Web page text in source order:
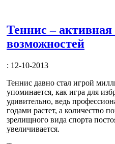
Теннис – активная
возможностей
: 12-10-2013
Теннис давно стал игрой
упоминается, как игра для
удивительно, ведь
годами растет, а количество
зрелищного вида спорта
увеличивается.